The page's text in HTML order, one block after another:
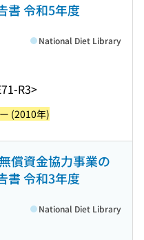
書 令和5年度
R3>
National Diet Library
(2010年)
償資金協力事業の
書 令和3年度
National Diet Library